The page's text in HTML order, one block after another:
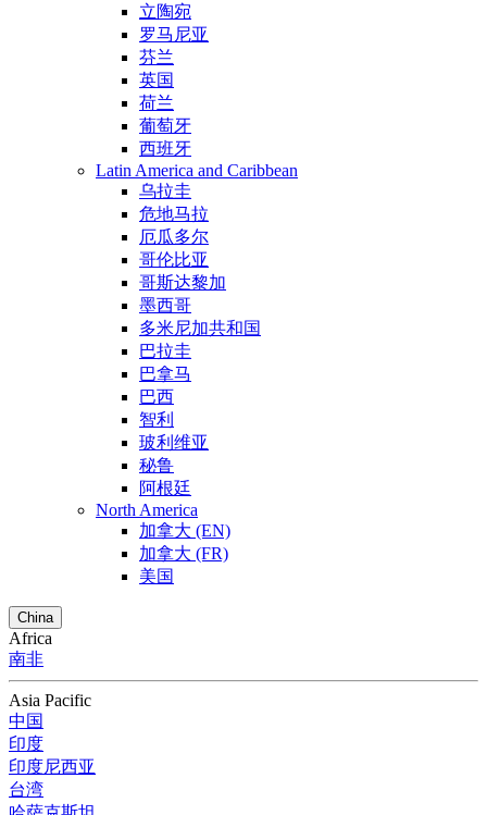
立陶宛
罗马尼亚
芬兰
英国
荷兰
葡萄牙
西班牙
Latin America and Caribbean
乌拉圭
危地马拉
厄瓜多尔
哥伦比亚
哥斯达黎加
墨西哥
多米尼加共和国
巴拉圭
巴拿马
巴西
智利
玻利维亚
秘鲁
阿根廷
North America
加拿大 (EN)
加拿大 (FR)
美国
China
Africa
南非
Asia Pacific
中国
印度
印度尼西亚
台湾